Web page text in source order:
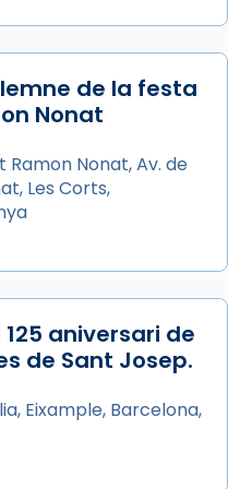
el cardenal Joan
la missa i l’ha
de Barcelona,
i
de sant Cugat, a
la tradició
de la festa
Nonat
Ramon Nonat, Av. de
Les Corts,
aniversari de
de Sant Josep.
Eixample, Barcelona,